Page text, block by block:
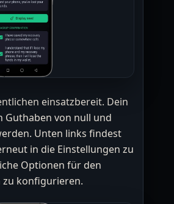
einsatzbereit. Dein
Guthaben von null und
Unten links findest
in die Einstellungen zu
Optionen für den
zu konfigurieren.